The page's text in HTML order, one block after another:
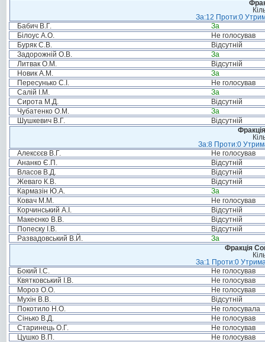
За:12 Проти:0
Бабич В.Г.
За
Білоус А.О.
Не голосував
Буряк С.В.
Відсутній
Задорожній О.В.
За
Литвак О.М.
Відсутній
Новик А.М.
За
Пересунько С.І.
Не голосував
Салій І.М.
За
Сирота М.Д.
Відсутній
Чубатенко О.М.
За
Шушкевич В.Г.
Відсутній
За:8 Проти:0
Алексєєв В.Г.
Не голосував
Ананко Є.П.
Відсутній
Власов В.Д.
Відсутній
Жеваго К.В.
Відсутній
Кармазін Ю.А.
За
Ковач М.М.
Не голосував
Корчинський А.І.
Відсутній
Макеєнко В.В.
Відсутній
Попеску І.В.
Відсутній
Развадовський В.Й.
За
Фракція
За:1 Проти:0
Бокий І.С.
Не голосував
Квятковський І.В.
Не голосував
Мороз О.О.
Не голосував
Мухін В.В.
Відсутній
Покотило Н.О.
Не голосувала
Сінько В.Д.
Не голосував
Старинець О.Г.
Не голосував
Цушко В.П.
Не голосував